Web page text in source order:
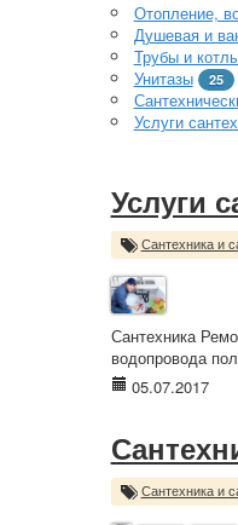
Отопление,
Душевая и
Трубы и
Унитазы 25
Услуги
Услуги
Сантехника и
Сантехника
водопровода
05.07.2017
Сантехника и